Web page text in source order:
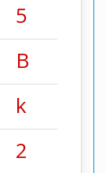
5
B
k
2